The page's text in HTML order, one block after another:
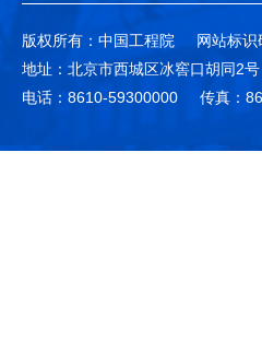
版权所有：中国工程院 网站标识
地址：北京市西城区冰窖口胡同2号
电话：8610-59300000
传真：